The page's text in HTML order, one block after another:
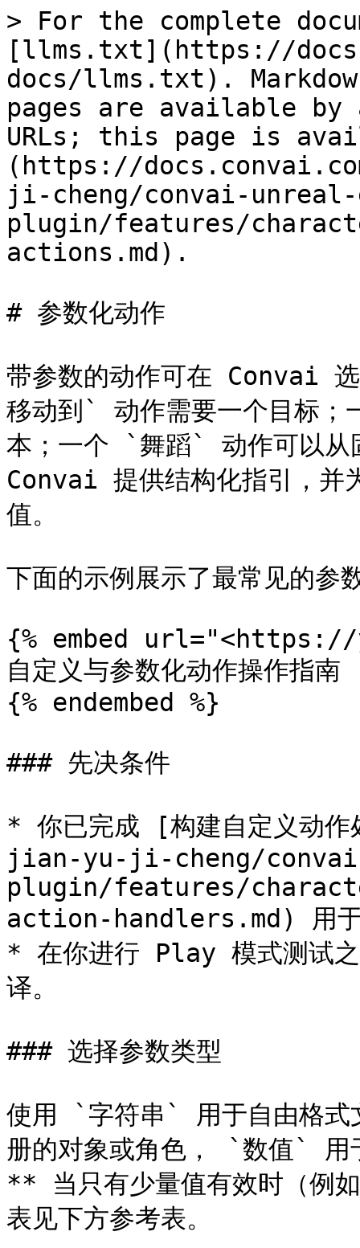
> For the complete
[llms.txt](https://
docs/llms.txt).
pages are available by
URLs; this page is
(https://
ji-cheng/convai-unreal-
plugin/features/
actions.md).
# 参数化动作
带参数的动作可在 Convai
移动到` 动作需要一个目标
本；一个 `舞蹈` 动作可以从
Convai 提供结构化指引，并
值。
下面的示例展示了最常见的参
{% embed url="<https://
自定义与参数化动作操作指南
{% endembed %}
### 先决条件
* 你已完成 [构建自定义
jian-yu-ji-cheng/
plugin/features/
action-handlers.md) 用于
* 在你进行 Play 模式测试之
译。
### 选择参数类型
使用 `字符串` 用于自由格
册的对象或角色， `数值`
** 当只有少量值有效时（例
表见下方参考表。